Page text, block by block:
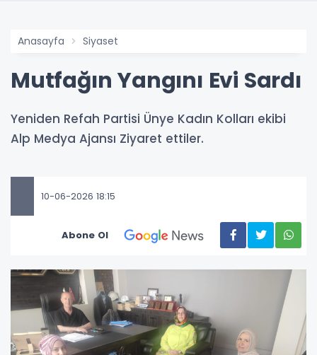
Anasayfa Siyaset
Mutfağın Yangını Evi Sardı
Yeniden Refah Partisi Ünye Kadın Kolları ekibi
Alp Medya Ajansı Ziyaret ettiler.
10-06-2026 18:15
Abone Ol